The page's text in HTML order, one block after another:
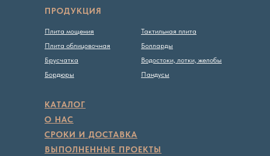
Тактильная плита
Болларды
Водостоки, лотки, желобы
Пандусы
КАТАЛОГ
О НАС
СРОКИ И ДОСТАВКА
ВЫПОЛНЕННЫЕ ПРОЕКТЫ
ПРОДУКЦИЯ
Плита мощения
Плита облицовочная
Брусчатка
Бордюры
Политика конфиденциальности
товаров, носит информационный характер и ни при каких